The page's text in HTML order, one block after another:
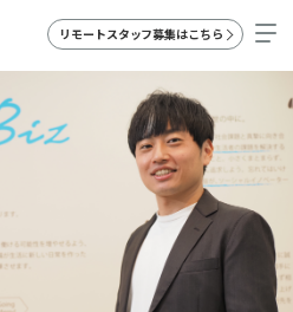
リモートスタッフ募集はこちら